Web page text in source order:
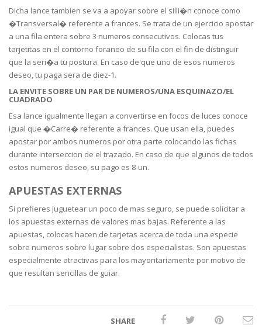
Dicha lance tambien se va a apoyar sobre el silli�n conoce como
�Transversal� referente a frances. Se trata de un ejercicio apostar
a una fila entera sobre 3 numeros consecutivos. Colocas tus
tarjetitas en el contorno foraneo de su fila con el fin de distinguir
que la seri�a tu postura. En caso de que uno de esos numeros
deseo, tu paga sera de diez-1.
LA ENVITE SOBRE UN PAR DE NUMEROS/UNA ESQUINAZO/EL
CUADRADO
Esa lance igualmente llegan a convertirse en focos de luces conoce
igual que �Carre� referente a frances. Que usan ella, puedes
apostar por ambos numeros por otra parte colocando las fichas
durante interseccion de el trazado. En caso de que algunos de todos
estos numeros deseo, su pago es 8-un.
APUESTAS EXTERNAS
Si prefieres juguetear un poco de mas seguro, se puede solicitar a
los apuestas externas de valores mas bajas. Referente a las
apuestas, colocas hacen de tarjetas acerca de toda una especie
sobre numeros sobre lugar sobre dos especialistas. Son apuestas
especialmente atractivas para los mayoritariamente por motivo de
que resultan sencillas de guiar.
SHARE